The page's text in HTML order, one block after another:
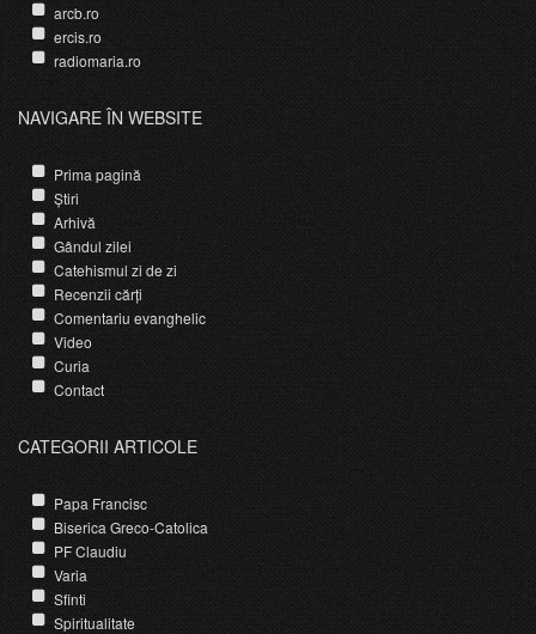
arcb.ro
ercis.ro
radiomaria.ro
NAVIGARE ÎN WEBSITE
Prima pagină
Știri
Arhivă
Gândul zilei
Catehismul zi de zi
Recenzii cărți
Comentariu evanghelic
Video
Curia
Contact
CATEGORII ARTICOLE
Papa Francisc
Biserica Greco-Catolica
PF Claudiu
Varia
Sfinti
Spiritualitate